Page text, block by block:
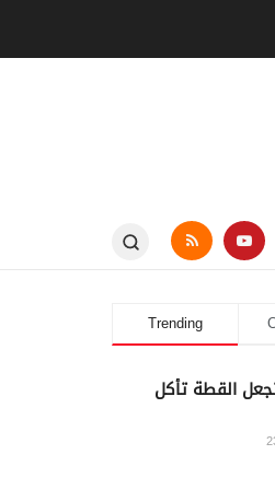
Trending
القطة تأكل